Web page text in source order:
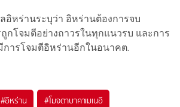
อิหร่านระบุว่า อิหร่านต้องการจบ
กโจมตีอย่างถาวรในทุกแนวรบ และการ
การโจมตีอิหร่านอีกในอนาคต.
#อิหร่าน #โมจตาบาคาเมเนอี